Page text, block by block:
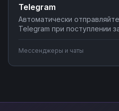
Telegram
Автоматически
Telegram при поступлении
запросов,
учета. Подключите
процессам через Nodul без
Мессенджеры и чаты